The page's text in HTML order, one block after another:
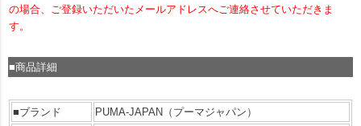
の場合、ご登録いただいたメールアドレスへご連絡させていただきま
す。
■商品詳細
■ブランド
PUMA-JAPAN（プーマジャパン）